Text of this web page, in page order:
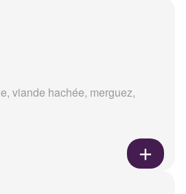
viande hachée, merguez,